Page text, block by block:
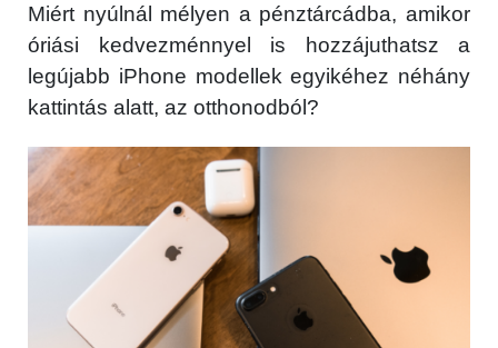
Miért nyúlnál mélyen a pénztárcádba, amikor
óriási kedvezménnyel is hozzájuthatsz a
legújabb iPhone modellek egyikéhez néhány
kattintás alatt, az otthonodból?